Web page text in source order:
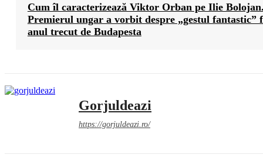
Cum îl caracterizează Viktor Orban pe Ilie Bolojan.
Premierul ungar a vorbit despre „gestul fantastic”
anul trecut de Budapesta
Gorjuldeazi
https://gorjuldeazi.ro/